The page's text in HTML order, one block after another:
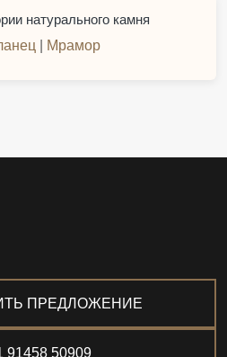
натурального камня
Мрамор
ПРЕДЛОЖЕНИЕ
91458 50909